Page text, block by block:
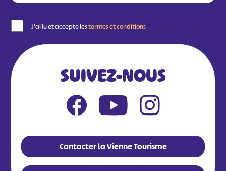
J'ai lu et accepte lestermes et conditions
SUIVEZ-NOUS
Contacter la Vienne Tourisme